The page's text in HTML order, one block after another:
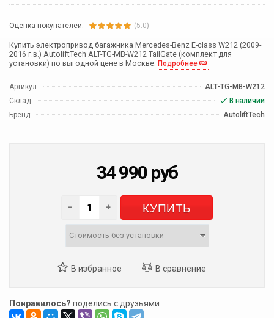
Оценка покупателей: (5.0)
Купить электропривод багажника Mercedes-Benz E-class W212 (2009-
2016 г.в.) AutoliftTech ALT-TG-MB-W212 TailGate (комплект для
установки) по выгодной цене в Москве. Подробнее
Артикул:
ALT-TG-MB-W212
Склад:
В наличии
Бренд:
AutoliftTech
34 990 руб
− + КУПИТЬ
Понравилось? поделись с друзьями